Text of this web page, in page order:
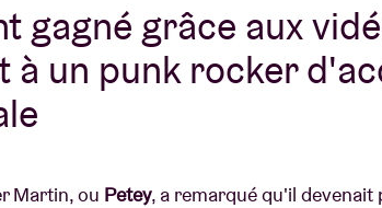
gagné grâce aux
à un punk rocker
Martin, ou Petey, a remarqué qu'il